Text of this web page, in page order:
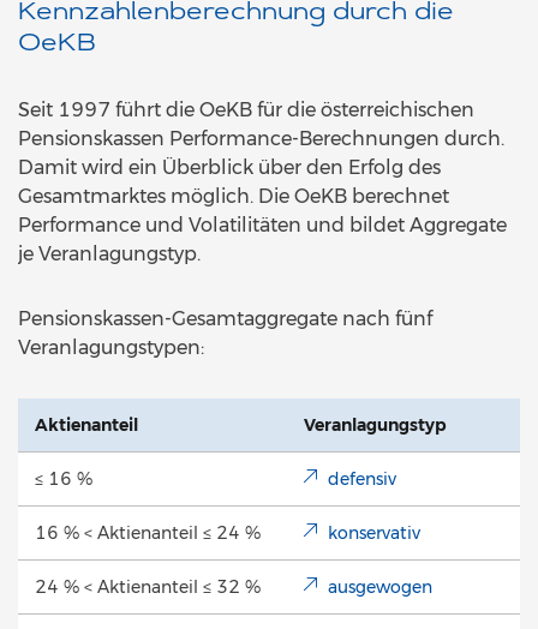
Kennzahlenberechnung durch die
OeKB
Seit 1997 führt die OeKB für die österreichischen
Pensionskassen Performance-Berechnungen durch.
Damit wird ein Überblick über den Erfolg des
Gesamtmarktes möglich. Die OeKB berechnet
Performance und Volatilitäten und bildet Aggregate
je Veranlagungstyp.
Pensionskassen-Gesamtaggregate nach fünf
Veranlagungstypen:
Aktienanteil Veranlagungstyp
≤ 16 % defensiv
16 % < Aktienanteil ≤ 24 % konservativ
24 % < Aktienanteil ≤ 32 % ausgewogen